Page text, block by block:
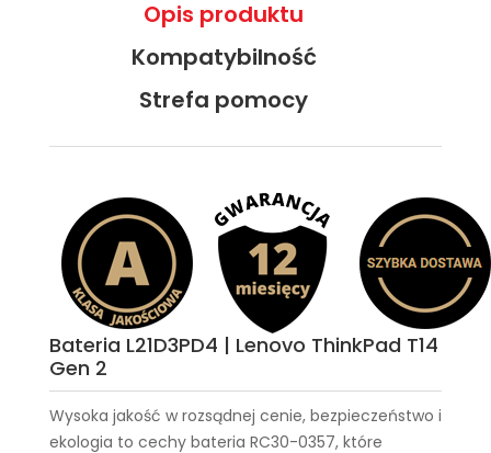
Opis produktu
Kompatybilność
Strefa pomocy
Bateria L21D3PD4 | Lenovo ThinkPad T14
Gen 2
Wysoka jakość w rozsądnej cenie, bezpieczeństwo i
ekologia to cechy bateria RC30-0357, które